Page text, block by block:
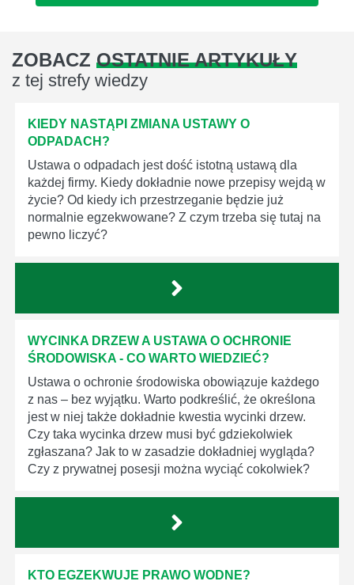
ZOBACZ OSTATNIE ARTYKUŁY
z tej strefy wiedzy
KIEDY NASTĄPI ZMIANA USTAWY O
ODPADACH?
Ustawa o odpadach jest dość istotną ustawą dla
każdej firmy. Kiedy dokładnie nowe przepisy wejdą w
życie? Od kiedy ich przestrzeganie będzie już
normalnie egzekwowane? Z czym trzeba się tutaj na
pewno liczyć?
WYCINKA DRZEW A USTAWA O OCHRONIE
ŚRODOWISKA - CO WARTO WIEDZIEĆ?
Ustawa o ochronie środowiska obowiązuje każdego
z nas – bez wyjątku. Warto podkreślić, że określona
jest w niej także dokładnie kwestia wycinki drzew.
Czy taka wycinka drzew musi być gdziekolwiek
zgłaszana? Jak to w zasadzie dokładniej wygląda?
Czy z prywatnej posesji można wyciąć cokolwiek?
KTO EGZEKWUJE PRAWO WODNE?